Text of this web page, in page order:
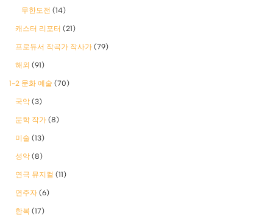
무한도전 (14)
캐스터 리포터 (21)
프로듀서 작곡가 작사가 (79)
해외 (91)
1-2 문화 예술 (70)
국악 (3)
문학 작가 (8)
미술 (13)
성악 (8)
연극 뮤지컬 (11)
연주자 (6)
한복 (17)